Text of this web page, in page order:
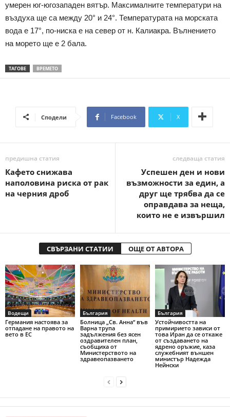
умерен юг-югозападен вятър. Максималните температури на
въздуха ще са между 20° и 24°. Температурата на морската
вода е 17°, по-ниска е на север от н. Калиакра. Вълнението
на морето ще е 2 бала.
ТАГОВЕ ВРЕМЕТО
Сподели Facebook X
предишна статия
Кафето снижава
наполовина риска от рак
на черния дроб
следваща статия
Успешен ден и нови
възможности за един, а
друг ще трябва да се
оправдава за неща,
които не е извършил
СВЪРЗАНИ СТАТИИ ОЩЕ ОТ АВТОРА
Водещи
Германия настоява за
отпадане на правото на
вето в ЕС
България
Болница „Св. Анна“ във
Варна трупа
задължения без ясен
оздравителен план,
съобщиха от
Министерството на
здравеопазването
България
Устойчивостта на
примирието зависи от
това Иран да се откаже
от създаването на
ядрено оръжие, каза
служебният външен
министър Надежда
Нейнски